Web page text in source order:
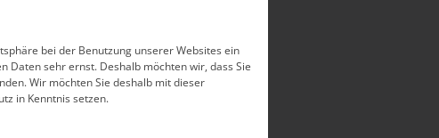
bei der Benutzung unserer Websites ein
Daten sehr ernst. Deshalb möchten wir, dass Sie
Wir möchten Sie deshalb mit dieser
in Kenntnis setzen.